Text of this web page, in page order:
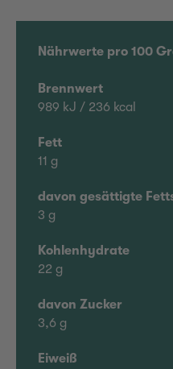
Nährwerte pro 100
Brennwert
989 kJ / 236 kcal
Fett
11 g
davon gesättigte
3 g
Kohlenhydrate
22 g
davon Zucker
3,6 g
Eiweiß